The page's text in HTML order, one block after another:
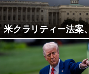
米クラリティー法案